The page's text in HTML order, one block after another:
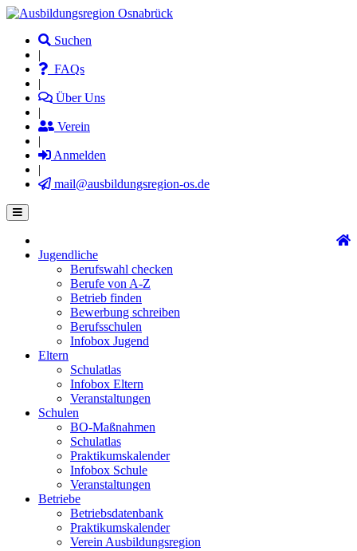
Direkt
Inhalt
Suchen
|
FAQs
|
Über Uns
|
Verein
|
Anmelden
|
mail@ausbildungsregion-os.de
Main
navigation
Jugendliche
Berufswahl checken
Berufe von A-Z
Betrieb finden
Bewerbung schreiben
Berufsschulen
Infobox Jugend
Eltern
Schulatlas
Infobox Eltern
Veranstaltungen
Schulen
BO-Maßnahmen
Schulatlas
Praktikumskalender
Infobox Schule
Veranstaltungen
Betriebe
Betriebsdatenbank
Praktikumskalender
Verein Ausbildungsregion